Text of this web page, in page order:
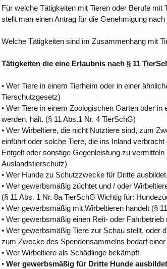
Für welche Tätigkeiten mit Tieren oder Berufe
stellt man einen Antrag für die Genehmigung
Welche Tätigkeiten sind im Zusammenhang mit
Tätigkeiten die eine Erlaubnis nach § 11
• Wer Tiere in einem Tierheim oder in einer
Tierschutzgesetz)
• Wer Tiere in einem Zoologischen Garten oder
werden, hält. (§ 11 Abs.1 Nr. 4 TierSchG)
• Wer Wirbeltiere, die nicht Nutztiere sind, zum
einführt oder solche Tiere, die ins Inland
Entgelt oder sonstige Gegenleistung zu
Auslandstierschutz)
• Wer Hunde zu Schutzzwecke für Dritte
• Wer gewerbsmäßig züchtet und / oder
(§ 11 Abs. 1 Nr. 8a TierSchG Wichtig für:
• Wer gewerbsmäßig mit Wirbeltieren handelt (§
• Wer gewerbsmäßig einen Reit- oder Fahrbetrieb
• Wer gewerbsmäßig Tiere zur Schau stellt, oder
zum Zwecke des Spendensammelns bedarf
• Wer Wirbeltiere als Schädlinge bekämpft
• Wer gewerbsmäßig für Dritte Hunde